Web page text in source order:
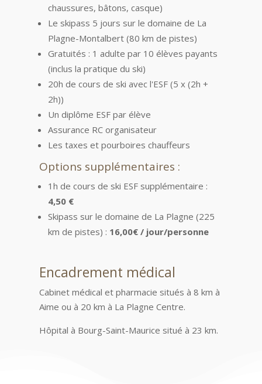
chaussures, bâtons, casque)
Le skipass 5 jours sur le domaine de La
Plagne-Montalbert (80 km de pistes)
Gratuités : 1 adulte par 10 élèves payants
(inclus la pratique du ski)
20h de cours de ski avec l'ESF (5 x (2h +
2h))
Un diplôme ESF par élève
Assurance RC organisateur
Les taxes et pourboires chauffeurs
Options supplémentaires :
1h de cours de ski ESF supplémentaire :
4,50 €
Skipass sur le domaine de La Plagne (225
km de pistes) : 16,00€ / jour/personne
Encadrement médical
Cabinet médical et pharmacie situés à 8 km à
Aime ou à 20 km à La Plagne Centre.
​Hôpital à Bourg-Saint-Maurice situé à 23 km.